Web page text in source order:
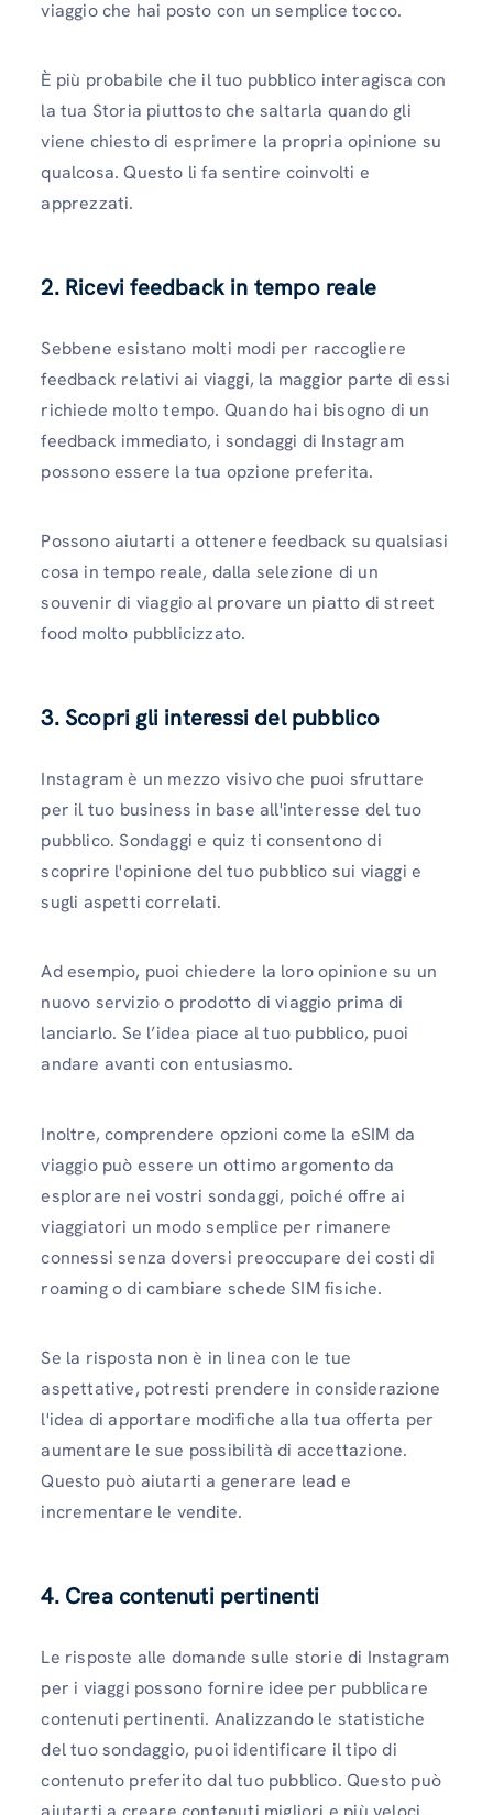
viaggio che hai posto con un semplice tocco.
È più probabile che il tuo pubblico interagisca con
la tua Storia piuttosto che saltarla quando gli
viene chiesto di esprimere la propria opinione su
qualcosa. Questo li fa sentire coinvolti e
apprezzati.
2. Ricevi feedback in tempo reale
Sebbene esistano molti modi per raccogliere
feedback relativi ai viaggi, la maggior parte di essi
richiede molto tempo. Quando hai bisogno di un
feedback immediato, i sondaggi di Instagram
possono essere la tua opzione preferita.
Possono aiutarti a ottenere feedback su qualsiasi
cosa in tempo reale, dalla selezione di un
souvenir di viaggio al provare un piatto di street
food molto pubblicizzato.
3.Scopri gli interessi del pubblico
Instagram è un mezzo visivo che puoi sfruttare
per il tuo business in base all'interesse del tuo
pubblico. Sondaggi e quiz ti consentono di
scoprire l'opinione del tuo pubblico sui viaggi e
sugli aspetti correlati.
Ad esempio, puoi chiedere la loro opinione su un
nuovo servizio o prodotto di viaggio prima di
lanciarlo. Se l’idea piace al tuo pubblico, puoi
andare avanti con entusiasmo.
Inoltre, comprendere opzioni come la eSIM da
viaggio può essere un ottimo argomento da
esplorare nei vostri sondaggi, poiché offre ai
viaggiatori un modo semplice per rimanere
connessi senza doversi preoccupare dei costi di
roaming o di cambiare schede SIM fisiche.
Se la risposta non è in linea con le tue
aspettative, potresti prendere in considerazione
l'idea di apportare modifiche alla tua offerta per
aumentare le sue possibilità di accettazione.
Questo può aiutarti a generare lead e
incrementare le vendite.
4. Crea contenuti pertinenti
Le risposte alle domande sulle storie di Instagram
per i viaggi possono fornire idee per pubblicare
contenuti pertinenti. Analizzando le statistiche
del tuo sondaggio, puoi identificare il tipo di
contenuto preferito dal tuo pubblico. Questo può